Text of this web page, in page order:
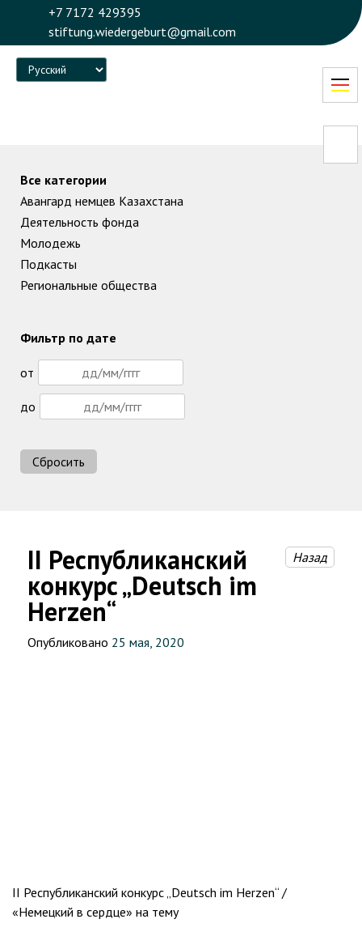
+7 7172 429395
stiftung.wiedergeburt@gmail.com
Language
II Республиканский
конкурс „Deutsch im
Herzen“
Назад
Опубликовано 25 мая, 2020
II Республиканский конкурс „Deutsch im Herzen“ /
«Немецкий в сердце» на тему
Все категории
Авангард немцев Казахстана
Деятельность фонда
Молодежь
Подкасты
Региональные общества
Фильтр по дате
от
до
Сбросить